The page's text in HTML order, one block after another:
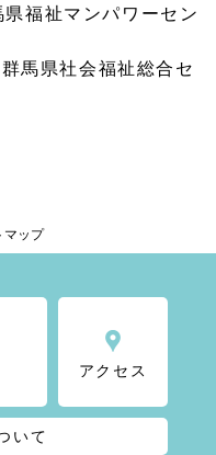
福祉マンパワーセン
馬県社会福祉総合セ
マップ
アクセス
いて